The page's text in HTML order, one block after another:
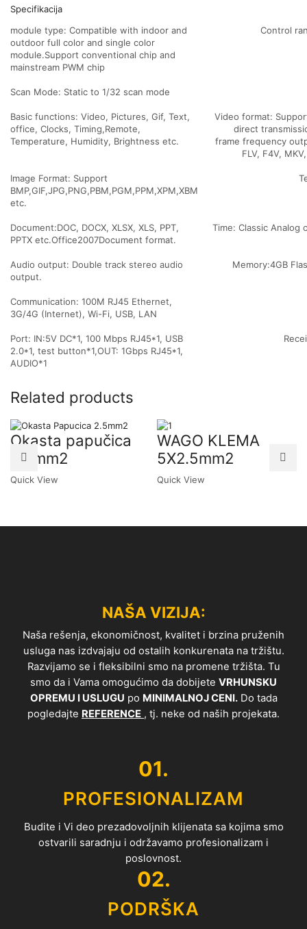
Specifikacija
module type: Compatible with indoor and
outdoor full color and single color
module.Support conventional chip and
mainstream PWM chip
Control
Scan Mode: Static to 1/32 scan mode
Basic functions: Video, Pictures, Gif, Text,
office, Clocks, Timing,Remote,
Temperature, Humidity, Brightness etc.
Video format:
direct
frame frequency
FLV, F4V,
Image Format: Support
BMP,GIF,JPG,PNG,PBM,PGM,PPM,XPM,XBM
etc.
Document:DOC, DOCX, XLSX, XLS, PPT,
PPTX etc.Office2007Document format.
Time: Classic Analog
Audio output: Double track stereo audio
output.
Memory:4GB
Communication: 100M RJ45 Ethernet,
3G/4G (Internet), Wi-Fi, USB, LAN
Port: IN:5V DC*1, 100 Mbps RJ45*1, USB
2.0*1, test button*1,OUT: 1Gbps RJ45*1,
AUDIO*1
Related products
Okasta papučica
2.5mm2
Quick View
WAGO KLEMA
5X2.5mm2
Quick View
NAŠA VIZIJA:
Naša rešenja, ekonomičnost, kvalitet i brzina pruženih
usluga nas izdvajaju od ostalih konkurenata na tržištu.
Razvijamo se i fleksibilni smo na promene tržišta. Tu
smo da i Vama omogućimo da dobijete VRHUNSKU
OPREMU I USLUGU po MINIMALNOJ CENI.Do tada
pogledajte REFERENCE , tj. neke od naših projekata.
01.
PROFESIONALIZAM
Budite i Vi deo prezadovoljnih klijenata sa kojima smo
ostvarili saradnju i održavamo profesionalizam i
poslovnost.
02.
PODRŠKA